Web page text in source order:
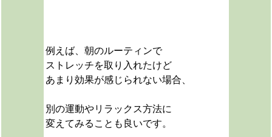
例えば、朝のルーティンで
ストレッチを取り入れたけど
あまり効果が感じられない場合、
別の運動やリラックス方法に
変えてみることも良いです。